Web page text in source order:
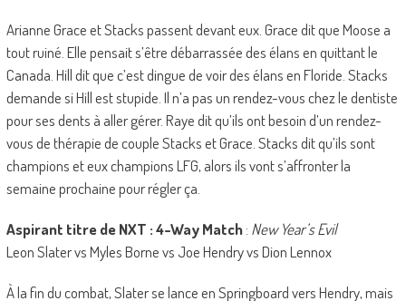
Arianne Grace et Stacks passent devant eux. Grace dit que Moose a
tout ruiné. Elle pensait s’être débarrassée des élans en quittant le
Canada. Hill dit que c’est dingue de voir des élans en Floride. Stacks
demande si Hill est stupide. Il n’a pas un rendez-vous chez le dentiste
pour ses dents à aller gérer. Raye dit qu’ils ont besoin d’un rendez-
vous de thérapie de couple Stacks et Grace. Stacks dit qu’ils sont
champions et eux champions LFG, alors ils vont s’affronter la
semaine prochaine pour régler ça.
Aspirant titre de NXT : 4-Way Match: New Year’s Evil
Leon Slater vs Myles Borne vs Joe Hendry vs Dion Lennox
À la fin du combat, Slater se lance en Springboard vers Hendry, mais